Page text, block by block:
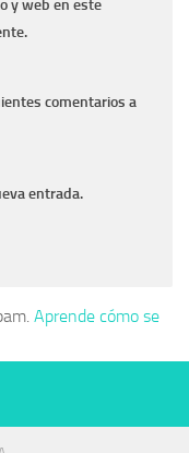
y web en este
comentarios a
entrada.
Aprende cómo se